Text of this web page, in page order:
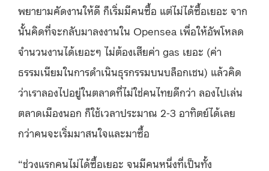
พยายามคัดงานให้ดี ก็เริ่มมีคนซื้อ แต่ไม่ได้ซื้อเยอะ จาก
นั้นคิดที่จะกลับมาลงงานใน Opensea เพื่อให้อัพโหลด
จำนวนงานได้เยอะๆ ไม่ต้องเสียค่า gas เยอะ (ค่า
ธรรมเนียมในการดำเนินธุรกรรมบนบล็อกเชน) แล้วคิด
ว่าเราลองไปอยู่ในตลาดที่ไม่ใช่คนไทยดีกว่า ลองไปเล่น
ตลาดเมืองนอก ก็ใช้เวลาประมาณ 2-3 อาทิตย์ได้เลย
กว่าคนจะเริ่มมาสนใจและมาซื้อ
“ช่วงแรกคนไม่ได้ซื้อเยอะ จนมีคนหนึ่งที่เป็นทั้ง